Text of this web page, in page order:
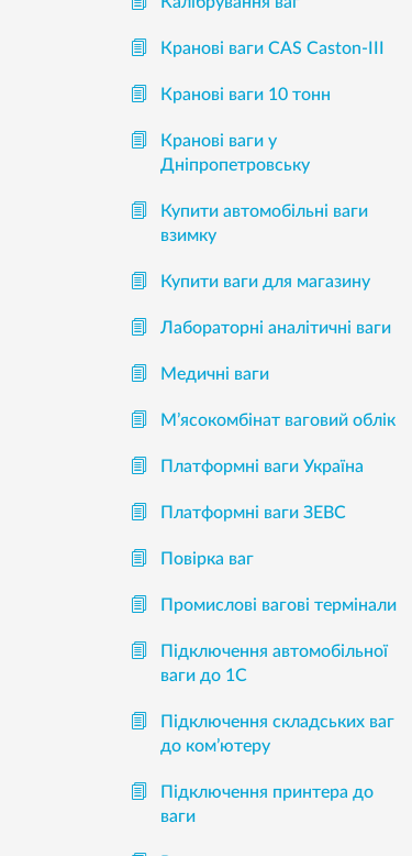
Кранові ваги CAS Caston-III
Кранові ваги 10 тонн
Кранові ваги у
Дніпропетровську
Купити автомобільні ваги
взимку
Купити ваги для магазину
Лабораторні аналітичні ваги
Медичні ваги
М’ясокомбінат ваговий облік
Платформні ваги Україна
Платформні ваги ЗЕВС
Повірка ваг
Промислові вагові термінали
Підключення автомобільної
ваги до 1С
Підключення складських ваг
до ком’ютеру
Підключення принтера до
ваги